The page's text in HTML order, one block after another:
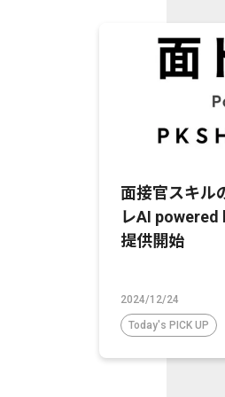
面接官スキル
レAI powered
提供開始
2024/12/24
Today's PICK UP